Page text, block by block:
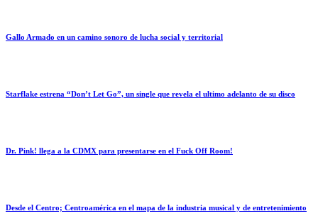
Gallo Armado en un camino sonoro de lucha social y territorial
Starflake estrena “Don’t Let Go”, un single que revela el ultimo adelanto de su disco
Dr. Pink! llega a la CDMX para presentarse en el Fuck Off Room!
Desde el Centro; Centroamérica en el mapa de la industria musical y de entretenimiento